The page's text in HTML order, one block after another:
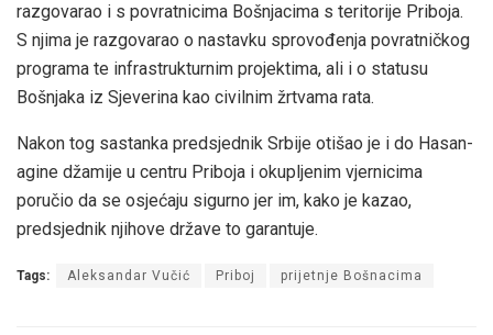
razgovarao i s povratnicima Bošnjacima s teritorije Priboja.
S njima je razgovarao o nastavku sprovođenja povratničkog
programa te infrastrukturnim projektima, ali i o statusu
Bošnjaka iz Sjeverina kao civilnim žrtvama rata.
Nakon tog sastanka predsjednik Srbije otišao je i do Hasan-
agine džamije u centru Priboja i okupljenim vjernicima
poručio da se osjećaju sigurno jer im, kako je kazao,
predsjednik njihove države to garantuje.
Tags: Aleksandar Vučić Priboj prijetnje Bošnacima